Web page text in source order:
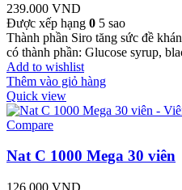
239.000 VND
Được xếp hạng 0 5 sao
Thành phần Siro tăng sức đề
có thành phần: Glucose syrup,
Add to wishlist
Thêm vào giỏ hàng
Quick view
Compare
Nat C 1000 Mega 30 viên